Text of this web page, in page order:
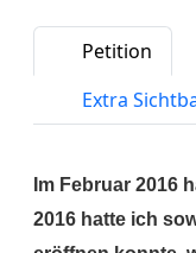
Petition
Extra
Im Februar 2016
2016 hatte ich